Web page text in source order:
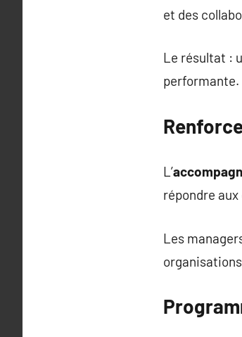
et des
Le résultat :
performante.
L’
répondre
Les